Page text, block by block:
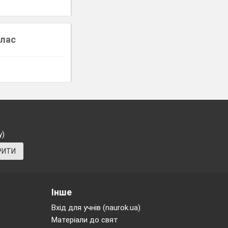
Інше
Вхід для учнів (naurok.ua)
Матеріали до свят